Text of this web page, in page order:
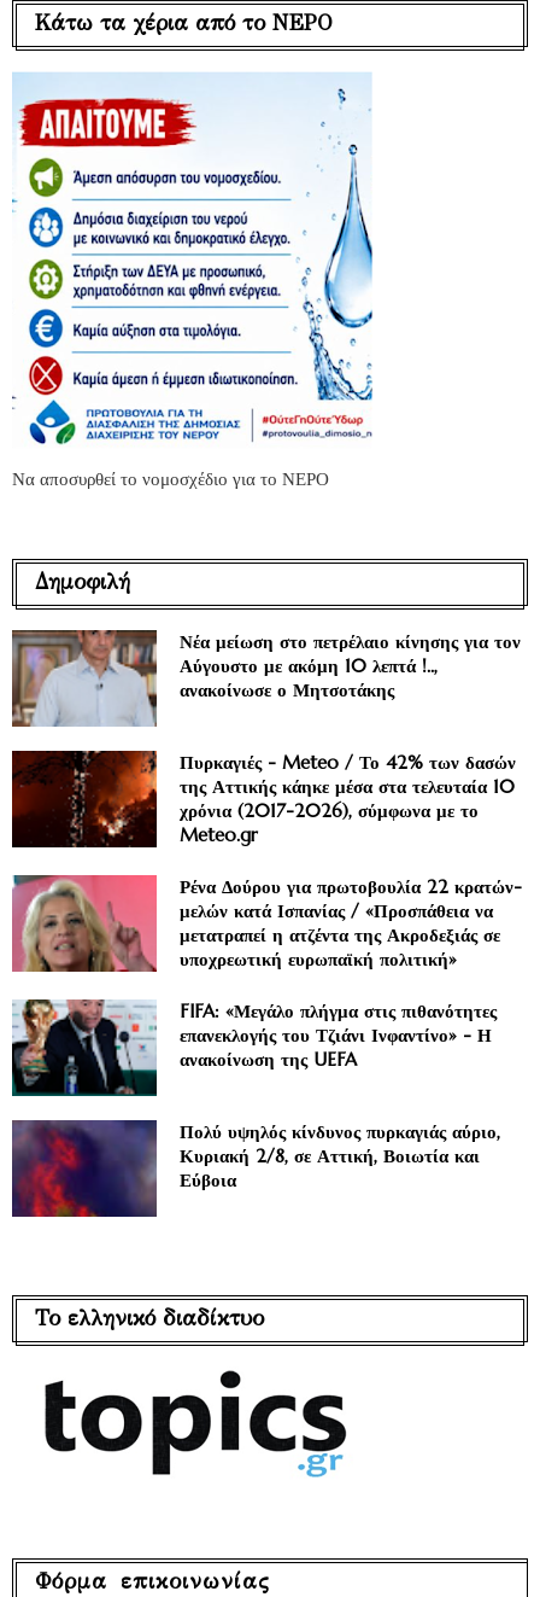
Κάτω τα χέρια από το ΝΕΡΟ
Να αποσυρθεί το νομοσχέδιο για το ΝΕΡΟ
Δημοφιλή
Νέα μείωση στο πετρέλαιο κίνησης για τον
Αύγουστο με ακόμη 10 λεπτά !..,
ανακοίνωσε ο Μητσοτάκης
Πυρκαγιές - Meteo / Το 42% των δασών
της Αττικής κάηκε μέσα στα τελευταία 10
χρόνια (2017-2026), σύμφωνα με το
Meteo.gr
Ρένα Δούρου για πρωτοβουλία 22 κρατών-
μελών κατά Ισπανίας / «Προσπάθεια να
μετατραπεί η ατζέντα της Ακροδεξιάς σε
υποχρεωτική ευρωπαϊκή πολιτική»
FIFA: «Μεγάλο πλήγμα στις πιθανότητες
επανεκλογής του Τζιάνι Ινφαντίνο» - Η
ανακοίνωση της UEFA
Πολύ υψηλός κίνδυνος πυρκαγιάς αύριο,
Κυριακή 2/8, σε Αττική, Βοιωτία και
Εύβοια
Το ελληνικό διαδίκτυο
Φόρμα επικοινωνίας